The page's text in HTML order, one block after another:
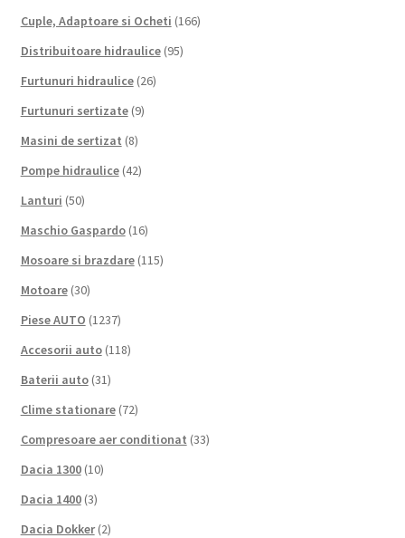
Cuple, Adaptoare si Ocheti (166)
Distribuitoare hidraulice (95)
Furtunuri hidraulice (26)
Furtunuri sertizate (9)
Masini de sertizat (8)
Pompe hidraulice (42)
Lanturi (50)
Maschio Gaspardo (16)
Mosoare si brazdare (115)
Motoare (30)
Piese AUTO (1237)
Accesorii auto (118)
Baterii auto (31)
Clime stationare (72)
Compresoare aer conditionat (33)
Dacia 1300 (10)
Dacia 1400 (3)
Dacia Dokker (2)